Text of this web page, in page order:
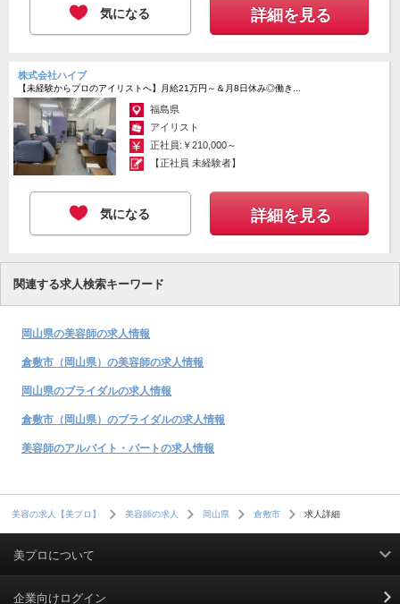
気になる 詳細を見る
株式会社ハイブ
【未経験からプロのアイリストへ】月給21万円～＆月8日休み◎働き...
福島県
アイリスト
正社員:￥210,000～
【正社員 未経験者】
気になる 詳細を見る
関連する求人検索キーワード
岡山県の美容師の求人情報
倉敷市（岡山県）の美容師の求人情報
岡山県のブライダルの求人情報
倉敷市（岡山県）のブライダルの求人情報
美容師のアルバイト・パートの求人情報
美容の求人【美プロ】 美容師の求人 岡山県 倉敷市 求人詳細
美プロについて
利用規約
企業向けログイン